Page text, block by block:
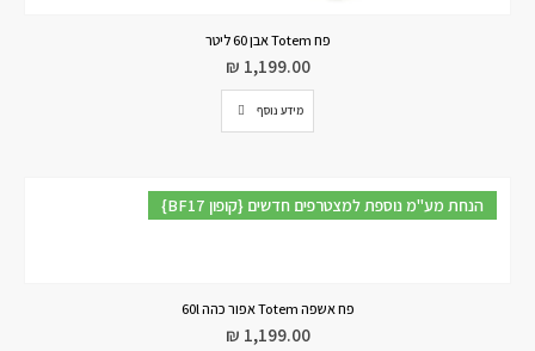
פח Totem אבן 60 ליטר
₪ 1,199.00
מידע נוסף
{BF17 קופון} הנחת מע"מ נוספת למצטרפים חדשים
פח אשפה Totem אפור כהה 60l
₪ 1,199.00